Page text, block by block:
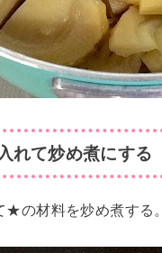
て炒め煮にする
★の材料を炒め煮する。